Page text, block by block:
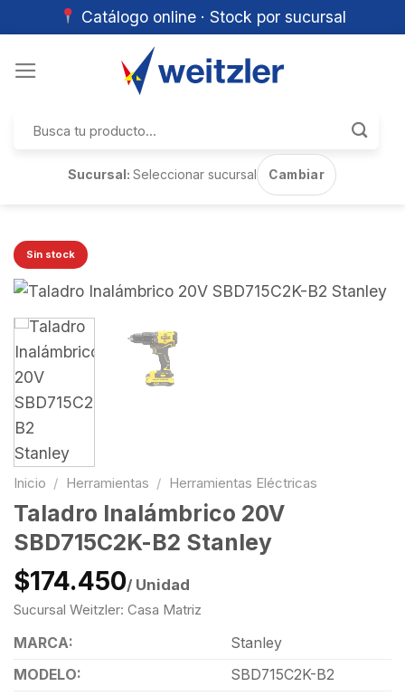
Catálogo online · Stock por sucursal
por:
Sucursal:Seleccionar sucursal Cambiar
Sin stock
Inicio / Herramientas / Herramientas Eléctricas
Taladro Inalámbrico 20V
SBD715C2K-B2 Stanley
$174.450/ Unidad
Sucursal Weitzler: Casa Matriz
MARCA:
Stanley
MODELO:
SBD715C2K-B2